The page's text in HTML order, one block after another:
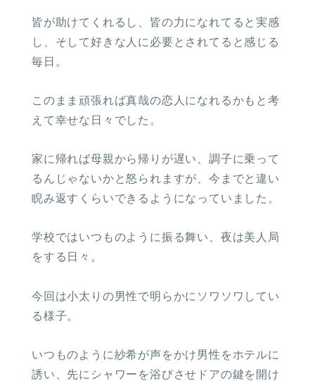
皆が助けてくれるし、皆の力になれてると実感
し、そして好きな人に必要とされてると感じる
毎日。
このまま頑張れば真哉の恋人になれるかもと考
えて幸せな日々でした。
家に帰れば母親から帰りが遅い、調子に乗って
るんじゃないかと怒られますが、今までと違い
睨み返すくらいできるようになっていました。
学校ではいつものように振る舞い、夜は美人局
をする日々。
今回は小太りの男性で明らかにソワソワしてい
る様子。
いつものように紗希が声をかけ男性をホテルに
誘い、先にシャワーを浴びさせドアの鍵を開け